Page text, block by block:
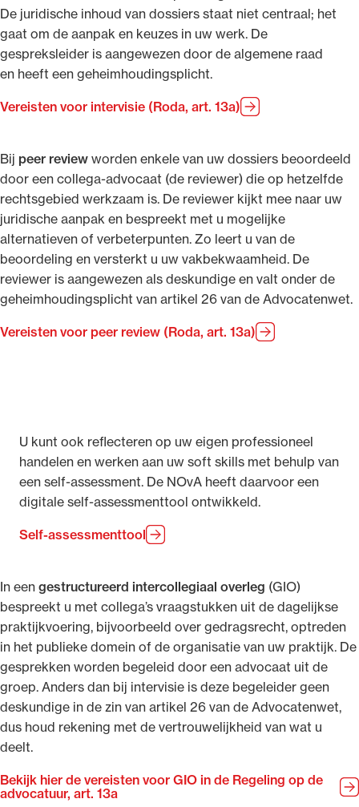
De juridische inhoud van dossiers staat niet centraal; het
gaat om de aanpak en keuzes in uw werk. De
gespreksleider is aangewezen door de algemene raad
en heeft een geheimhoudingsplicht.
Vereisten voor intervisie (Roda, art. 13a)
Bij peer review worden enkele van uw dossiers beoordeeld
door een collega-advocaat (de reviewer) die op hetzelfde
rechtsgebied werkzaam is. De reviewer kijkt mee naar uw
juridische aanpak en bespreekt met u mogelijke
alternatieven of verbeterpunten. Zo leert u van de
beoordeling en versterkt u uw vakbekwaamheid. De
reviewer is aangewezen als deskundige en valt onder de
geheimhoudingsplicht van artikel 26 van de Advocatenwet.
Vereisten voor peer review (Roda, art. 13a)
U kunt ook reflecteren op uw eigen professioneel
handelen en werken aan uw soft skills met behulp van
een self-assessment. De NOvA heeft daarvoor een
digitale self-assessmenttool ontwikkeld.
Self-assessmenttool
In een gestructureerd intercollegiaal overleg (GIO)
bespreekt u met collega’s vraagstukken uit de dagelijkse
praktijkvoering, bijvoorbeeld over gedragsrecht, optreden
in het publieke domein of de organisatie van uw praktijk. De
gesprekken worden begeleid door een advocaat uit de
groep. Anders dan bij intervisie is deze begeleider geen
deskundige in de zin van artikel 26 van de Advocatenwet,
dus houd rekening met de vertrouwelijkheid van wat u
deelt.
Bekijk hier de vereisten voor GIO in de Regeling op de
advocatuur, art. 13a